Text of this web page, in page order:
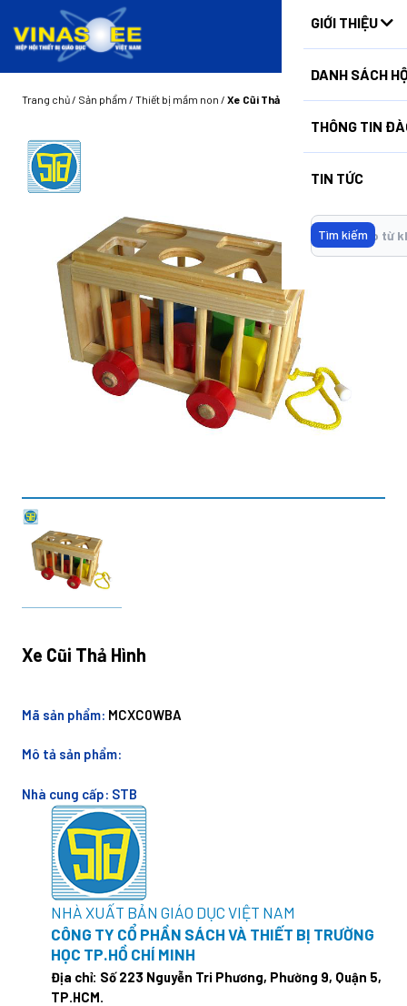
HUẤN
GIỚI THIỆU
DANH SÁCH
THÔNG TIN
TIN TỨC
Tìm kiếm
Trang chủ/ Sản phẩm / Thiết bị mầm non / Xe Cũi Thả Hình
Xe Cũi Thả Hình
Mã sản phẩm: MCXC0WBA
Mô tả sản phẩm:
Nhà cung cấp: STB
NHÀ XUẤT BẢN GIÁO DỤC VIỆT NAM
CÔNG TY CỔ PHẦN SÁCH VÀ THIẾT BỊ TRƯỜNG
HỌC TP.HỒ CHÍ MINH
Địa chỉ: Số 223 Nguyễn Tri Phương, Phường 9, Quận 5,
TP.HCM.